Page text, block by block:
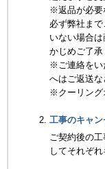
※返品が必要
必ず弊社ま
いない場合
かじめご了承
※ご連絡をい
へはご返送な
※クーリング
工事のキャン
ご契約後の
してそれぞ